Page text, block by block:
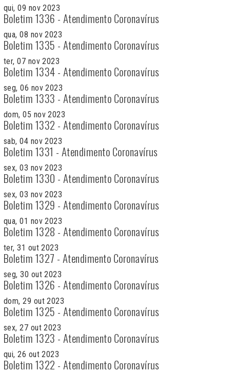
qui, 09 nov 2023
Boletim 1336 - Atendimento Coronavírus
qua, 08 nov 2023
Boletim 1335 - Atendimento Coronavírus
ter, 07 nov 2023
Boletim 1334 - Atendimento Coronavírus
seg, 06 nov 2023
Boletim 1333 - Atendimento Coronavírus
dom, 05 nov 2023
Boletim 1332 - Atendimento Coronavírus
sab, 04 nov 2023
Boletim 1331 - Atendimento Coronavírus
sex, 03 nov 2023
Boletim 1330 - Atendimento Coronavírus
sex, 03 nov 2023
Boletim 1329 - Atendimento Coronavírus
qua, 01 nov 2023
Boletim 1328 - Atendimento Coronavírus
ter, 31 out 2023
Boletim 1327 - Atendimento Coronavírus
seg, 30 out 2023
Boletim 1326 - Atendimento Coronavírus
dom, 29 out 2023
Boletim 1325 - Atendimento Coronavírus
sex, 27 out 2023
Boletim 1323 - Atendimento Coronavírus
qui, 26 out 2023
Boletim 1322 - Atendimento Coronavírus